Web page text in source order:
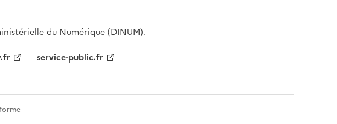
du Numérique (DINUM).
service-public.fr